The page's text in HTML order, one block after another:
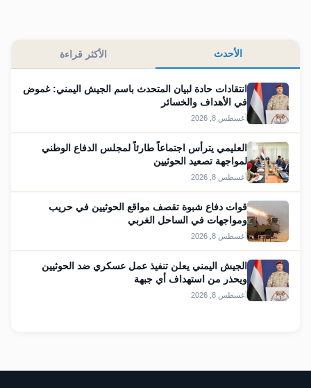
الأحدث الأكثر قراءة
انتقادات حادة لبيان المتحدث باسم الجيش اليمني: غموض
في الأهداف والخسائر
أغسطس 8, 2026
العليمي يترأس اجتماعاً طارئاً لمجلس الدفاع الوطني
لمواجهة تصعيد الحوثيين
أغسطس 8, 2026
قوات دفاع شبوة تقصف مواقع الحوثيين في حريب
ومواجهات في الساحل الغربي
أغسطس 8, 2026
الجيش اليمني يعلن تنفيذ عمل عسكري ضد الحوثيين
ويحذر من استهداف أي جبهة
أغسطس 8, 2026